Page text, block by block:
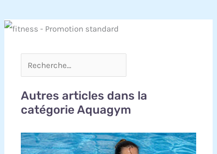
Autres articles dans la
catégorie Aquagym